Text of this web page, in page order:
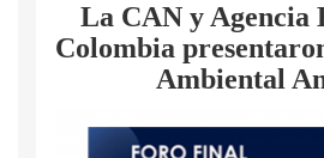
La CAN y Agencia
Colombia
Ambiental